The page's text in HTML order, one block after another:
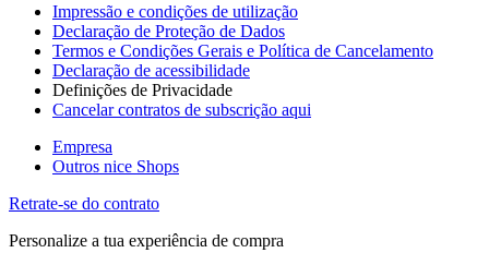
Impressão e condições de utilização
Declaração de Proteção de Dados
Termos e Condições Gerais e Política de Cancelamento
Declaração de acessibilidade
Definições de Privacidade
Cancelar contratos de subscrição aqui
Empresa
Outros nice Shops
Retrate-se do contrato
Personalize a tua experiência de compra